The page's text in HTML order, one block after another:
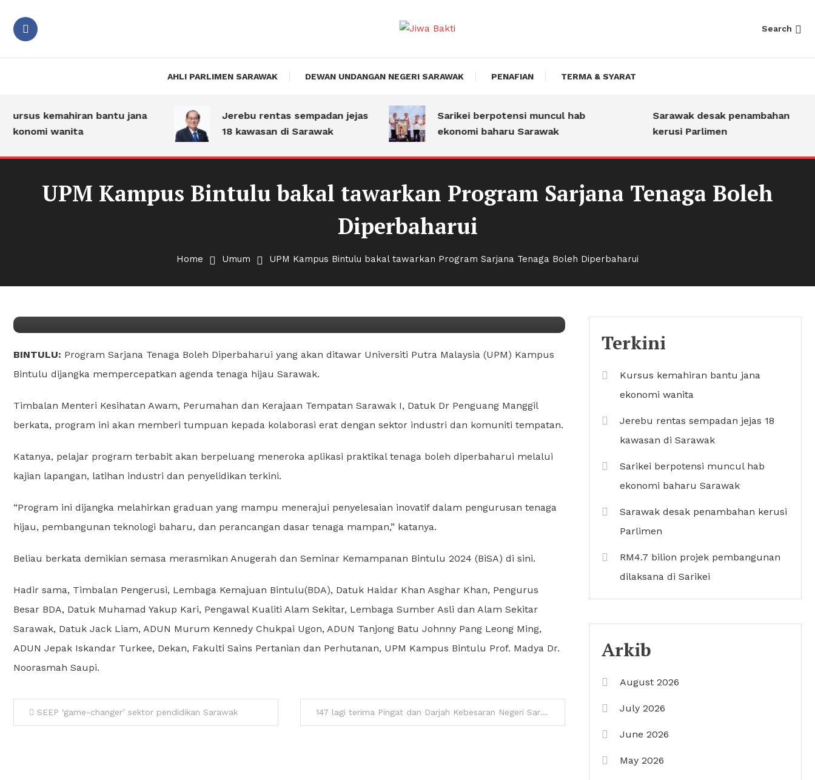
Jiwa Bakti
Search
AHLI PARLIMEN SARAWAK DEWAN UNDANGAN NEGERI SARAWAK PENAFIAN TERMA & SYARAT
kemahiran bantu jana
wanita
Jerebu rentas sempadan jejas
18 kawasan di Sarawak
Sarikei berpotensi muncul hab
ekonomi baharu Sarawak
Sarawak desak penambahan
kerusi Parlimen
UPM Kampus Bintulu bakal tawarkan Program Sarjana Tenaga Boleh
Diperbaharui
Home Umum UPM Kampus Bintulu bakal tawarkan Program Sarjana Tenaga Boleh Diperbaharui
UPM Kampus Bintulu bakal tawarkan Program Sarjana
BINTULU: Program Sarjana Tenaga Boleh Diperbaharui yang akan ditawar Universiti Putra Malaysia (UPM) Kampus
Bintulu dijangka mempercepatkan agenda tenaga hijau Sarawak.
Timbalan Menteri Kesihatan Awam, Perumahan dan Kerajaan Tempatan Sarawak I, Datuk Dr Penguang Manggil
berkata, program ini akan memberi tumpuan kepada kolaborasi erat dengan sektor industri dan komuniti tempatan.
Katanya, pelajar program terbabit akan berpeluang meneroka aplikasi praktikal tenaga boleh diperbaharui melalui
kajian lapangan, latihan industri dan penyelidikan terkini.
“Program ini dijangka melahirkan graduan yang mampu menerajui penyelesaian inovatif dalam pengurusan tenaga
hijau, pembangunan teknologi baharu, dan perancangan dasar tenaga mampan,” katanya.
Beliau berkata demikian semasa merasmikan Anugerah dan Seminar Kemampanan Bintulu 2024 (BiSA) di sini.
Hadir sama, Timbalan Pengerusi, Lembaga Kemajuan Bintulu(BDA), Datuk Haidar Khan Asghar Khan, Pengurus
Besar BDA, Datuk Muhamad Yakup Kari, Pengawal Kualiti Alam Sekitar, Lembaga Sumber Asli dan Alam Sekitar
Sarawak, Datuk Jack Liam, ADUN Murum Kennedy Chukpai Ugon, ADUN Tanjong Batu Johnny Pang Leong Ming,
ADUN Jepak Iskandar Turkee, Dekan, Fakulti Sains Pertanian dan Perhutanan, UPM Kampus Bintulu Prof. Madya Dr.
Noorasmah Saupi.
SEEP ‘game-changer’ sektor pendidikan Sarawak 147 lagi terima Pingat dan Darjah Kebesaran Negeri Sarawak
Terkini
Kursus kemahiran bantu jana
ekonomi wanita
Jerebu rentas sempadan jejas 18
kawasan di Sarawak
Sarikei berpotensi muncul hab
ekonomi baharu Sarawak
Sarawak desak penambahan kerusi
Parlimen
RM4.7 bilion projek pembangunan
dilaksana di Sarikei
Arkib
August 2026
July 2026
June 2026
May 2026